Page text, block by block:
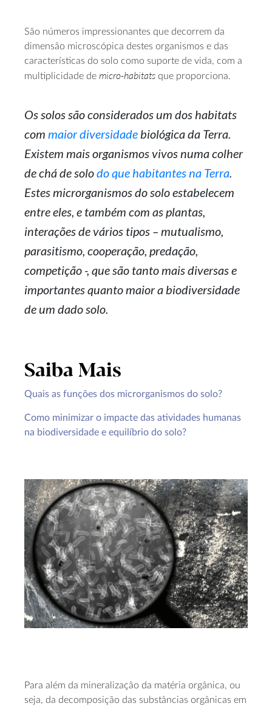
São números impressionantes que decorrem da
dimensão microscópica destes organismos e das
características do solo como suporte de vida, com a
multiplicidade de micro-habitats que proporciona.
Os solos são considerados um dos habitats
com maior diversidade biológica da Terra.
Existem mais organismos vivos numa colher
de chá de solodo que habitantes na Terra
Estes microrganismos do solo estabelecem
entre eles, e também com as plantas,
interações de vários tipos – mutualismo,
parasitismo, cooperação, predação,
competição -, que são tanto mais diversas e
importantes quanto maior a biodiversidade
de um dado solo.
Saiba Mais
Quais as funções dos microrganismos do solo?
Como minimizar o impacte das atividades humanas
na biodiversidade e equilíbrio do solo?
Para além da mineralização da matéria orgânica, ou
seja, da decomposição das substâncias orgânicas em